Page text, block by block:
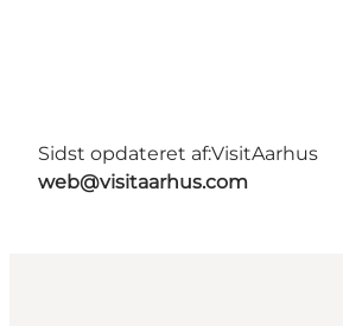
Sidst opdateret af:VisitAarhus
web@visitaarhus.com